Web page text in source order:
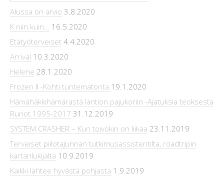
Alussa on arvio 3.8.2020
K niin kuin… 16.5.2020
Etätyöterveiset 4.4.2020
Arrival 10.3.2020
Helene 28.1.2020
Frozen II -Kohti tuntematonta 19.1.2020
Hämähäkkihämärästä lantion pajukoriin -Ajatuksia teoksesta
Runot 1995-2017 31.12.2019
SYSTEM CRASHER – Kun toivokin on liikaa 23.11.2019
Terveiset piilotajunnan tutkimusassistentilta, roadtripin
kartanlukijalta 10.9.2019
Kaikki lähtee hyvästä pohjasta 1.9.2019